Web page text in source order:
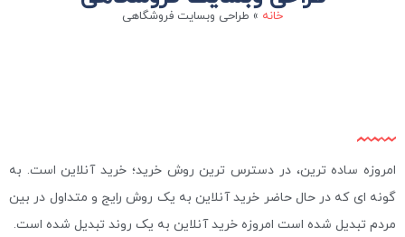
خانه » طراحی وبسایت فروشگاهی
امروزه ساده ترین، در دسترس ترین روش خرید؛ خرید آنلاین است. به
گونه ای که در حال حاضر خرید آنلاین به یک روش رایج و متداول در بین
مردم تبدیل شده است امروزه خرید آنلاین به یک روند تبدیل شده است.